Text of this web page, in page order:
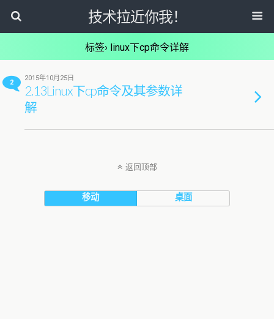
技术拉近你我！
标签› linux下cp命令详解
2
2015年10月25日
2.13Linux下cp命令及其参数详
解
返回顶部
移动 桌面